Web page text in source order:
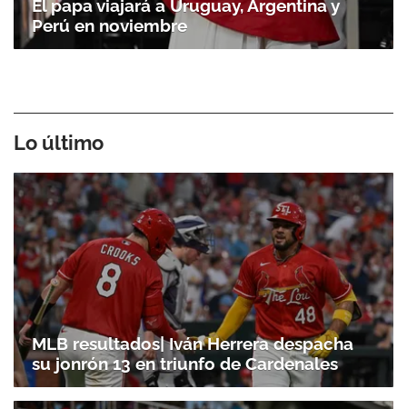
El papa viajará a Uruguay, Argentina y
Perú en noviembre
Lo último
MLB resultados| Iván Herrera despacha
su jonrón 13 en triunfo de Cardenales